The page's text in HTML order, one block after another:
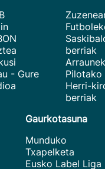
- Gure
berriak
Pilotako
Herri-
berriak
Gaurkotasuna
Munduko
Txapelketa
Eusko Label Liga